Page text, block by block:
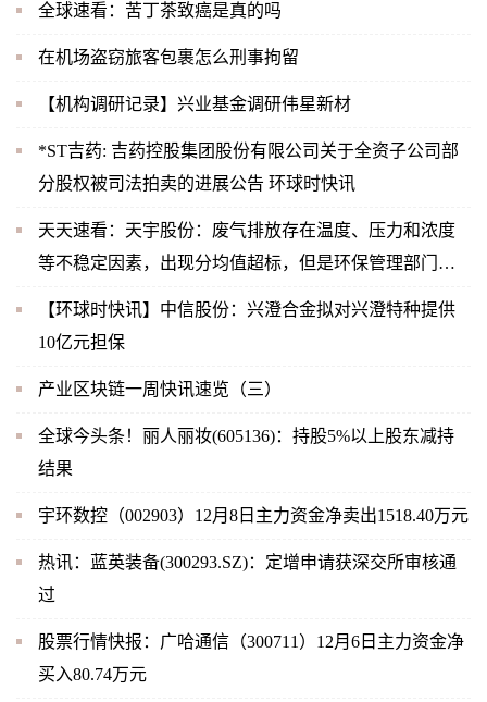
全球速看：苦丁茶致癌是真的吗
在机场盗窃旅客包裹怎么刑事拘留
【机构调研记录】兴业基金调研伟星新材
*ST吉药: 吉药控股集团股份有限公司关于全资子公司部
分股权被司法拍卖的进展公告 环球时快讯
天天速看：天宇股份：废气排放存在温度、压力和浓度
等不稳定因素，出现分均值超标，但是环保管理部门关
【环球时快讯】中信股份：兴澄合金拟对兴澄特种提供
10亿元担保
产业区块链一周快讯速览（三）
全球今头条！丽人丽妆(605136)：持股5%以上股东减持
结果
宇环数控（002903）12月8日主力资金净卖出1518.40万元
热讯：蓝英装备(300293.SZ)：定增申请获深交所审核通
过
股票行情快报：广哈通信（300711）12月6日主力资金净
买入80.74万元